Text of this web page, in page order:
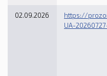
02.09.2026
https://
UA-